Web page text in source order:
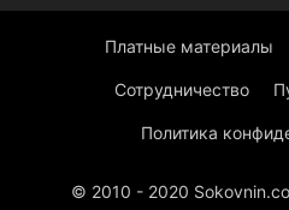
Платные материалы
Сотрудничество
Политика
© 2010 - 2020